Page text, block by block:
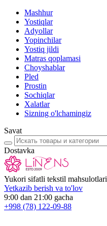
Mashhur
Yostiqlar
Adyollar
Yopinchilar
Yostiq jildi
Matras qoplamasi
Choyshablar
Pled
Prostin
Sochiqlar
Xalatlar
Sizning o'lchamingiz
Savat
Dostavka
Yukori sifatli tekstil mahsulotlari
Yetkazib berish va to'lov
9:00 dan 21:00 gacha
+998 (78) 122-09-88